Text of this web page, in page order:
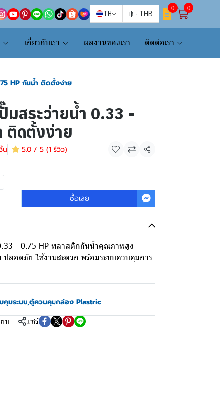
TH ฿ - THB
0 0
เกี่ยวกับเรา ผลงานของเรา ติดต่อเรา
HP กันน้ำ ติดตั้งง่าย
สระว่ายน้ำ 0.33 -
ติดตั้งง่าย
น 5.0 / 5 (1 รีวิว) แชร์
ซื้อเลย
- 0.75 HP พลาสติกกันน้ำคุณภาพสูง
ปลอดภัย ใช้งานสะดวก พร้อมระบบควบคุมการ
คุมระบบ,ตู้ควบคุมกล่อง Plastric
บ แชร์